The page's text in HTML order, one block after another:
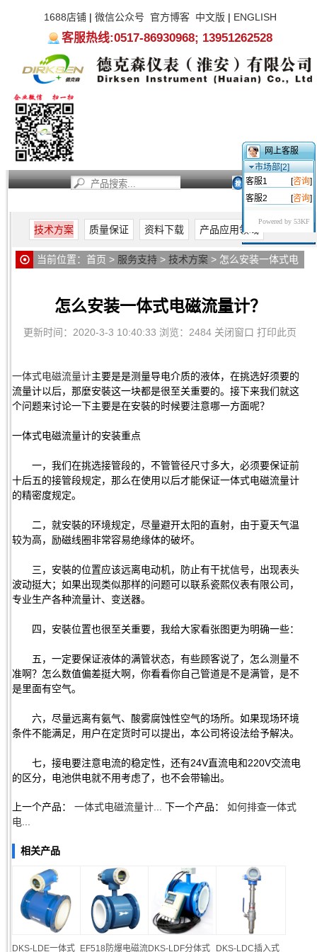
1688店铺| 微信公众号 官方博客 中文版 | ENGLISH
客服热线:0517-86930968; 13951262528
技术方案 质量保证 资料下载 产品应用领域
当前位置： 首页 > 服务支持 > 技术方案 > 怎么安装一体式电
怎么安装一体式电磁流量计？
更新时间：2020-3-3 10:40:33 浏览：2484 关闭窗口 打印此页
一体式电磁流量计主要是是测量导电介质的液体，在挑选好须要的
流量计以后，那麼安裝这一块都是很至关重要的。接下来我们就这
个问题来讨论一下主要是在安裝的时候要注意哪一方面呢？
一体式电磁流量计的安装重点
一，我们在挑选接管段的，不管管径尺寸多大，必须要保证前
十后五的接管段规定，那么在使用以后才能保证一体式电磁流量计
的精密度规定。
二，就安裝的环境规定，尽量避开太阳的直射，由于夏天气温
较为高，励磁线圈非常容易绝缘体的破坏。
三，安裝的位置应该远离电动机，防止有干扰信号，出现表头
波动挺大；如果出现类似那样的问题可以联系瓷熙仪表有限公司，
专业生产各种流量计、变送器。
四，安裝位置也很至关重要，我给大家看张图更为明确一些：
五，一定要保证液体的满管状态，有些顾客说了，怎么测量不
准啊？怎么数值偏差挺大啊，你看看你自己管道是不是满管，是不
是里面有空气。
六，尽量远离有氨气、酸雾腐蚀性空气的场所。如果现场环境
条件不能满足，用户在定货时可以提出，本公司将设法给予解决。
七，接电要注意电流的稳定性，还有24V直流电和220V交流电
的区分，电池供电就不用考虑了，也不会带输出。
上一个产品： 一体式电磁流量计... 下一个产品： 如何排查一体式
电...
相关产品
DKS-LDE一体式 EF518防爆电磁流DKS-LDF分体式 DKS-LDC插入式
网上客服
市场部[2]
客服1
[咨询]
客服2
[咨询]
Powered by 53KF